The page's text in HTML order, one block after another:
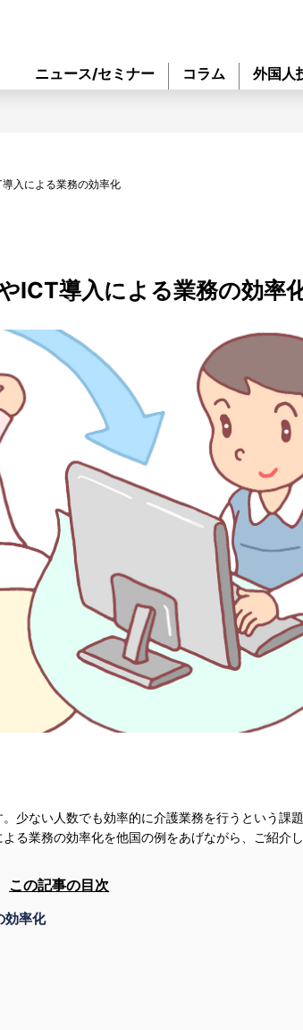
ニュース/セミナー コラム 外国人
入による業務の効率化
ICT導入による業務の効率
少ない人数でも効率的に介護業務を行うという課
る業務の効率化を他国の例をあげながら、ご紹介し
この記事の目次
効率化